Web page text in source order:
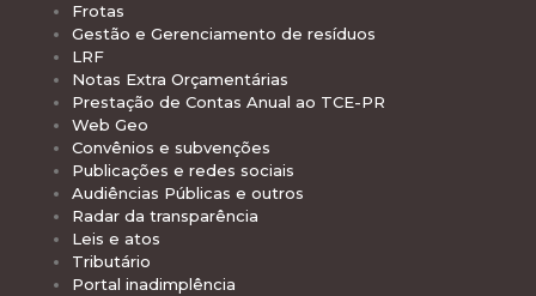
Frotas
Gestão e Gerenciamento de resíduos
LRF
Notas Extra Orçamentárias
Prestação de Contas Anual ao TCE-PR
Web Geo
Convênios e subvenções
Publicações e redes sociais
Audiências Públicas e outros
Radar da transparência
Leis e atos
Tributário
Portal inadimplência